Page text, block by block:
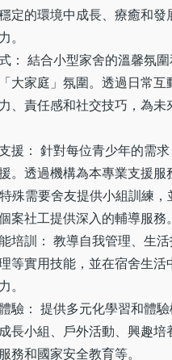
定的環境中成長、療癒和發
。
： 結合小型家舍的溫馨氛
大家庭」氛圍。透過日常互
、責任感和社交技巧，為未
援： 針對每位青少年的需
。透過機構為本專業支援服
殊需要舍友提供小組訓練，
案社工提供深入的輔導服務。
培訓： 教導自我管理、生
等實用技能，並在宿舍生活
。
驗： 提供多元化學習和體
長小組、戶外活動、興趣培
務和國家安全教育等。